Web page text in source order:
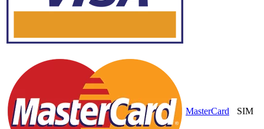
MasterCard SIM